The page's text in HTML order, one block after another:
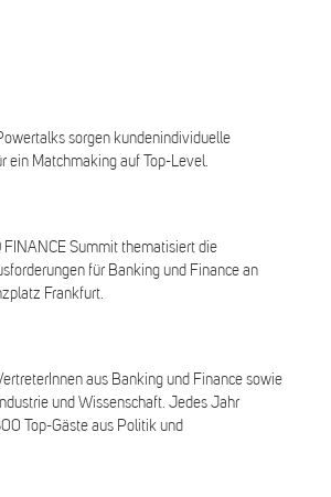
sorgen kundenindividuelle
ein Matchmaking auf Top-Level.
FINANCE Summit thematisiert die
für Banking und Finance an
Frankfurt.
aus Banking und Finance sowie
und Wissenschaft. Jedes Jahr
Top-Gäste aus Politik und